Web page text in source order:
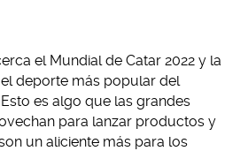
el Mundial de Catar 2022 y la
deporte más popular del
es algo que las grandes
para lanzar productos y
un aliciente más para los